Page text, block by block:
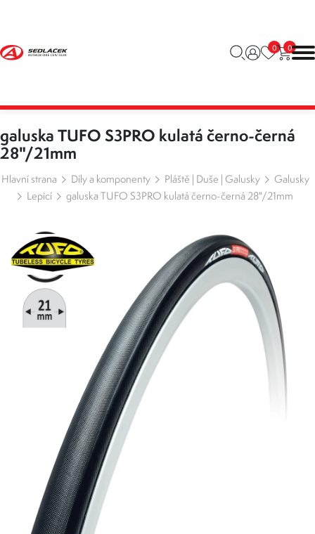
0 0
galuska TUFO S3PRO kulatá černo-černá
28"/21mm
Hlavní strana Díly a komponenty Pláště | Duše | Galusky
Galusky
Lepicí
galuska TUFO S3PRO kulatá černo-černá 28"/21mm